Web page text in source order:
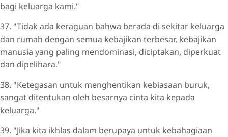
bagi keluarga kami."
37. "Tidak ada keraguan bahwa berada di sekitar keluarga
dan rumah dengan semua kebajikan terbesar, kebajikan
manusia yang paling mendominasi, diciptakan, diperkuat
dan dipelihara."
38. "Ketegasan untuk menghentikan kebiasaan buruk,
sangat ditentukan oleh besarnya cinta kita kepada
keluarga."
39. "Jika kita ikhlas dalam berupaya untuk kebahagiaan